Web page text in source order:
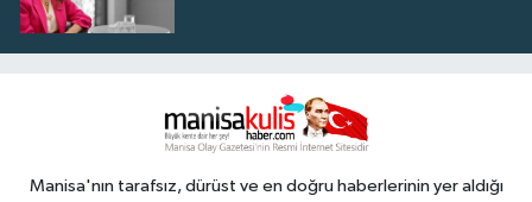
Manisa'nın tarafsız, dürüst ve en doğru haberlerinin yer aldığı